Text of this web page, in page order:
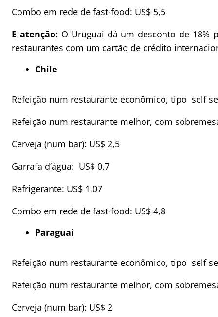
Combo em rede de fast-food: US$ 5,5
E atenção: O Uruguai dá um desconto de 18%
restaurantes com um cartão de crédito
Chile
Refeição num restaurante econômico, tipo self
Refeição num restaurante melhor, com
Cerveja (num bar): US$ 2,5
Garrafa d’água: US$ 0,7
Refrigerante: US$ 1,07
Combo em rede de fast-food: US$ 4,8
Paraguai
Refeição num restaurante econômico, tipo self
Refeição num restaurante melhor, com
Cerveja (num bar): US$ 2